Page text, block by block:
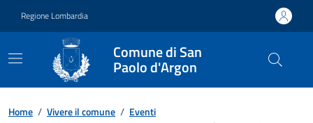
Regione Lombardia
Comune di San
Paolo d'Argon
Home / Vivere il comune / Eventi